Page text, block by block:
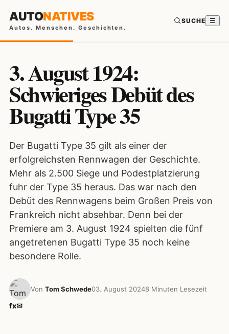
AUTONATIVES
Autos. Menschen. Geschichten.
SUCHE ☰
3. August 1924:
Schwieriges Debüt des
Bugatti Type 35
Der Bugatti Type 35 gilt als einer der
erfolgreichsten Rennwagen der Geschichte.
Mehr als 2.500 Siege und Podestplatzierung
fuhr der Type 35 heraus. Das war nach den
Debüt des Rennwagens beim Großen Preis von
Frankreich nicht absehbar. Denn bei der
Premiere am 3. August 1924 spielten die fünf
angetretenen Bugatti Type 35 noch keine
besondere Rolle.
Von Tom Schwede03. August 20248 Minuten Lesezeit
fx✉